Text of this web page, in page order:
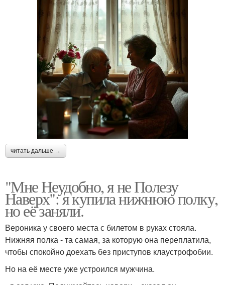
читать дальше →
"Мне Неудобно, я не Полезу
Наверх": я купила нижнюю полку,
но её заняли.
Вероника у своего места с билетом в руках стояла.
Нижняя полка - та самая, за которую она переплатила,
чтобы спокойно доехать без приступов клаустрофобии.
Но на её месте уже устроился мужчина.